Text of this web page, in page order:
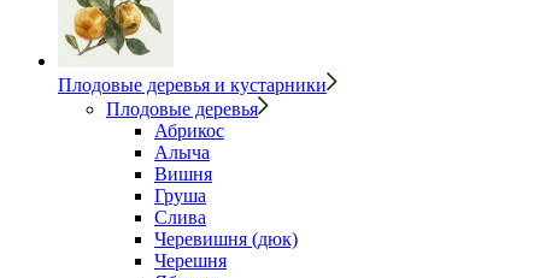
Плодовые деревья и кустарники
Плодовые деревья
Абрикос
Алыча
Вишня
Груша
Слива
Черевишня (дюк)
Черешня